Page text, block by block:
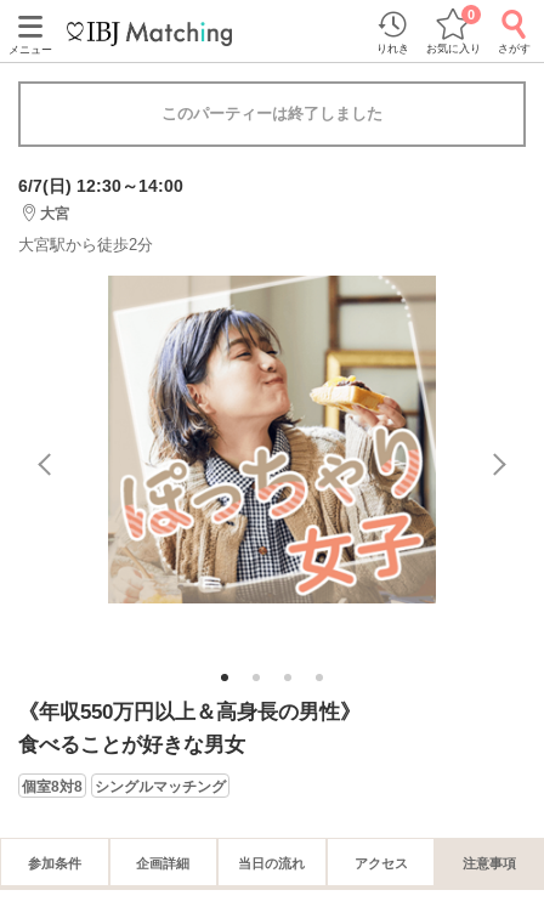
メニュー りれき お気に入り
0
さがす
このパーティーは終了しました
6/7(日) 12:30～14:00
大宮
大宮駅から徒歩2分
1 2 3 4
《年収550万円以上＆高身長の男性》
食べることが好きな男女
個室8対8 シングルマッチング
参加条件 企画詳細 当日の流れ アクセス 注意事項